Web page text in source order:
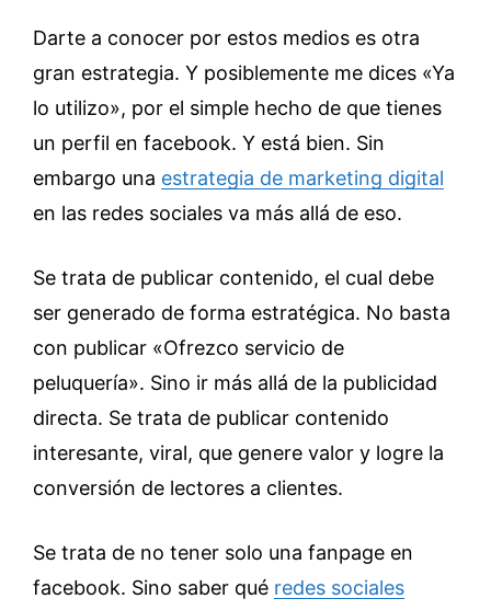
Darte a conocer por estos medios es otra
gran estrategia. Y posiblemente me dices «Ya
lo utilizo», por el simple hecho de que tienes
un perfil en facebook. Y está bien. Sin
embargo una estrategia de marketing digital
en las redes sociales va más allá de eso.
Se trata de publicar contenido, el cual debe
ser generado de forma estratégica. No basta
con publicar «Ofrezco servicio de
peluquería». Sino ir más allá de la publicidad
directa. Se trata de publicar contenido
interesante, viral, que genere valor y logre la
conversión de lectores a clientes.
Se trata de no tener solo una fanpage en
facebook. Sino saber qué redes sociales